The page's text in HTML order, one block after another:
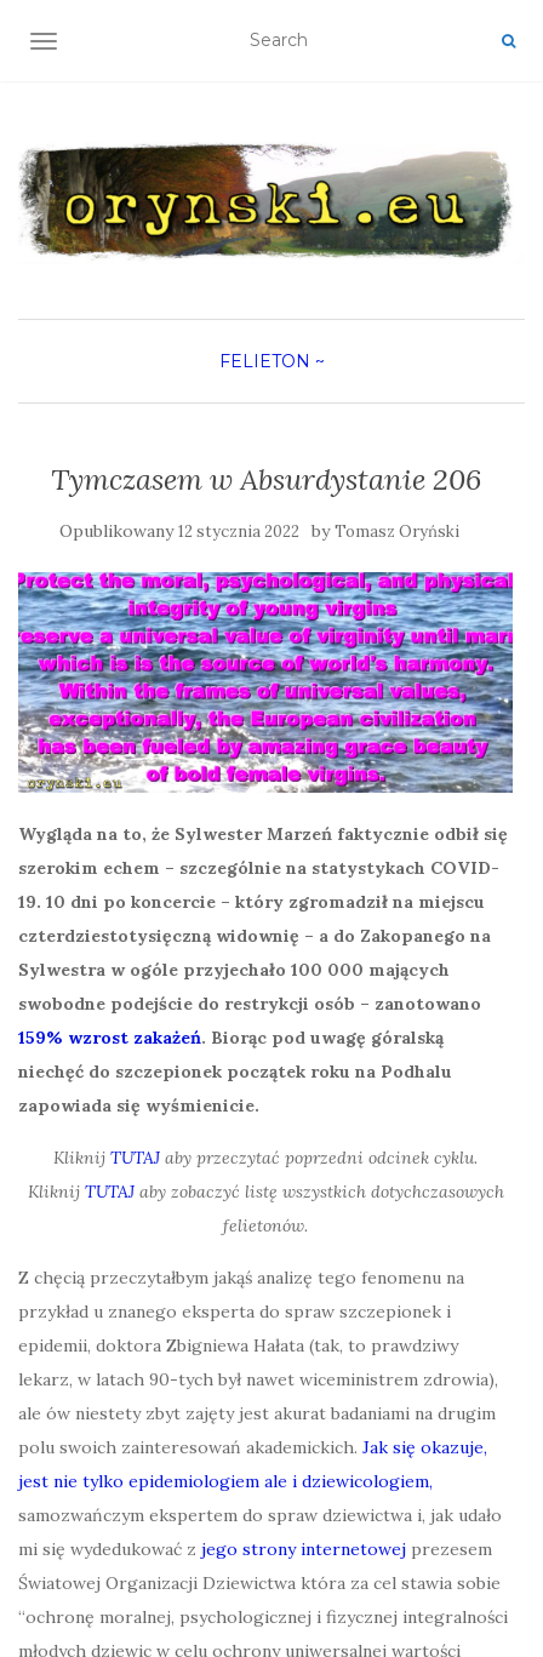
TOGGLE NAVIGATION
FELIETON ~
Tymczasem w Absurdystanie 206
Opublikowany12 stycznia 2022 byTomasz Oryński
Wygląda na to, że Sylwester Marzeń faktycznie odbił się
szerokim echem – szczególnie na statystykach COVID-
19. 10 dni po koncercie – który zgromadził na miejscu
czterdziestotysięczną widownię – a do Zakopanego na
Sylwestra w ogóle przyjechało 100 000 mających
swobodne podejście do restrykcji osób – zanotowano
159% wzrost zakażeń. Biorąc pod uwagę góralską
niechęć do szczepionek początek roku na Podhalu
zapowiada się wyśmienicie.
Kliknij TUTAJ aby przeczytać poprzedni odcinek cyklu.
Kliknij TUTAJaby zobaczyć listę wszystkich dotychczasowych
felietonów.
Z chęcią przeczytałbym jakąś analizę tego fenomenu na
przykład u znanego eksperta do spraw szczepionek i
epidemii, doktora Zbigniewa Hałata (tak, to prawdziwy
lekarz, w latach 90-tych był nawet wiceministrem zdrowia),
ale ów niestety zbyt zajęty jest akurat badaniami na drugim
polu swoich zainteresowań akademickich. Jak się okazuje,
jest nie tylko epidemiologiem ale i dziewicologiem,
samozwańczym ekspertem do spraw dziewictwa i, jak udało
mi się wydedukować z jego strony internetowej prezesem
Światowej Organizacji Dziewictwa która za cel stawia sobie
“ochronę moralnej, psychologicznej i fizycznej integralności
młodych dziewic w celu ochrony uniwersalnej wartości